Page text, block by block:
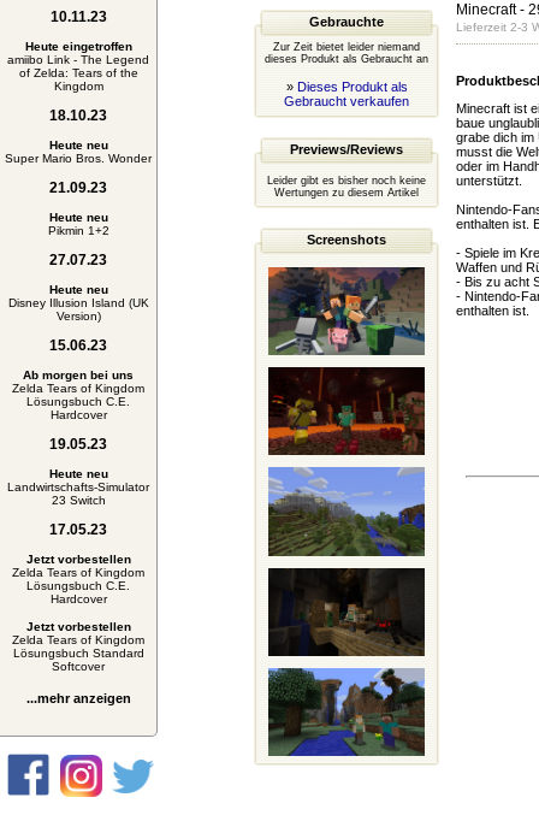
10.11.23
Heute eingetroffen
amiibo Link - The Legend
of Zelda: Tears of the
Kingdom
18.10.23
Heute neu
Super Mario Bros. Wonder
21.09.23
Heute neu
Pikmin 1+2
27.07.23
Heute neu
Disney Illusion Island (UK
Version)
15.06.23
Ab morgen bei uns
Zelda Tears of Kingdom
Lösungsbuch C.E.
Hardcover
19.05.23
Heute neu
Landwirtschafts-Simulator
23 Switch
17.05.23
Jetzt vorbestellen
Zelda Tears of Kingdom
Lösungsbuch C.E.
Hardcover
Jetzt vorbestellen
Zelda Tears of Kingdom
Lösungsbuch Standard
Softcover
...mehr anzeigen
Gebrauchte
Zur Zeit bietet leider niemand
dieses Produkt als Gebraucht an
» Dieses Produkt als
Gebraucht verkaufen
Previews/Reviews
Leider gibt es bisher noch keine
Wertungen zu diesem Artikel
Screenshots
Minecraft-
Lieferzeit 2-3
Minecraft ist
baue
grabe dich im
musst die
oder im
unterstützt.
Nintendo-
enthalten ist.
- Spiele im
Waffen und
- Bis zu acht
- Nintendo-
enthalten ist.